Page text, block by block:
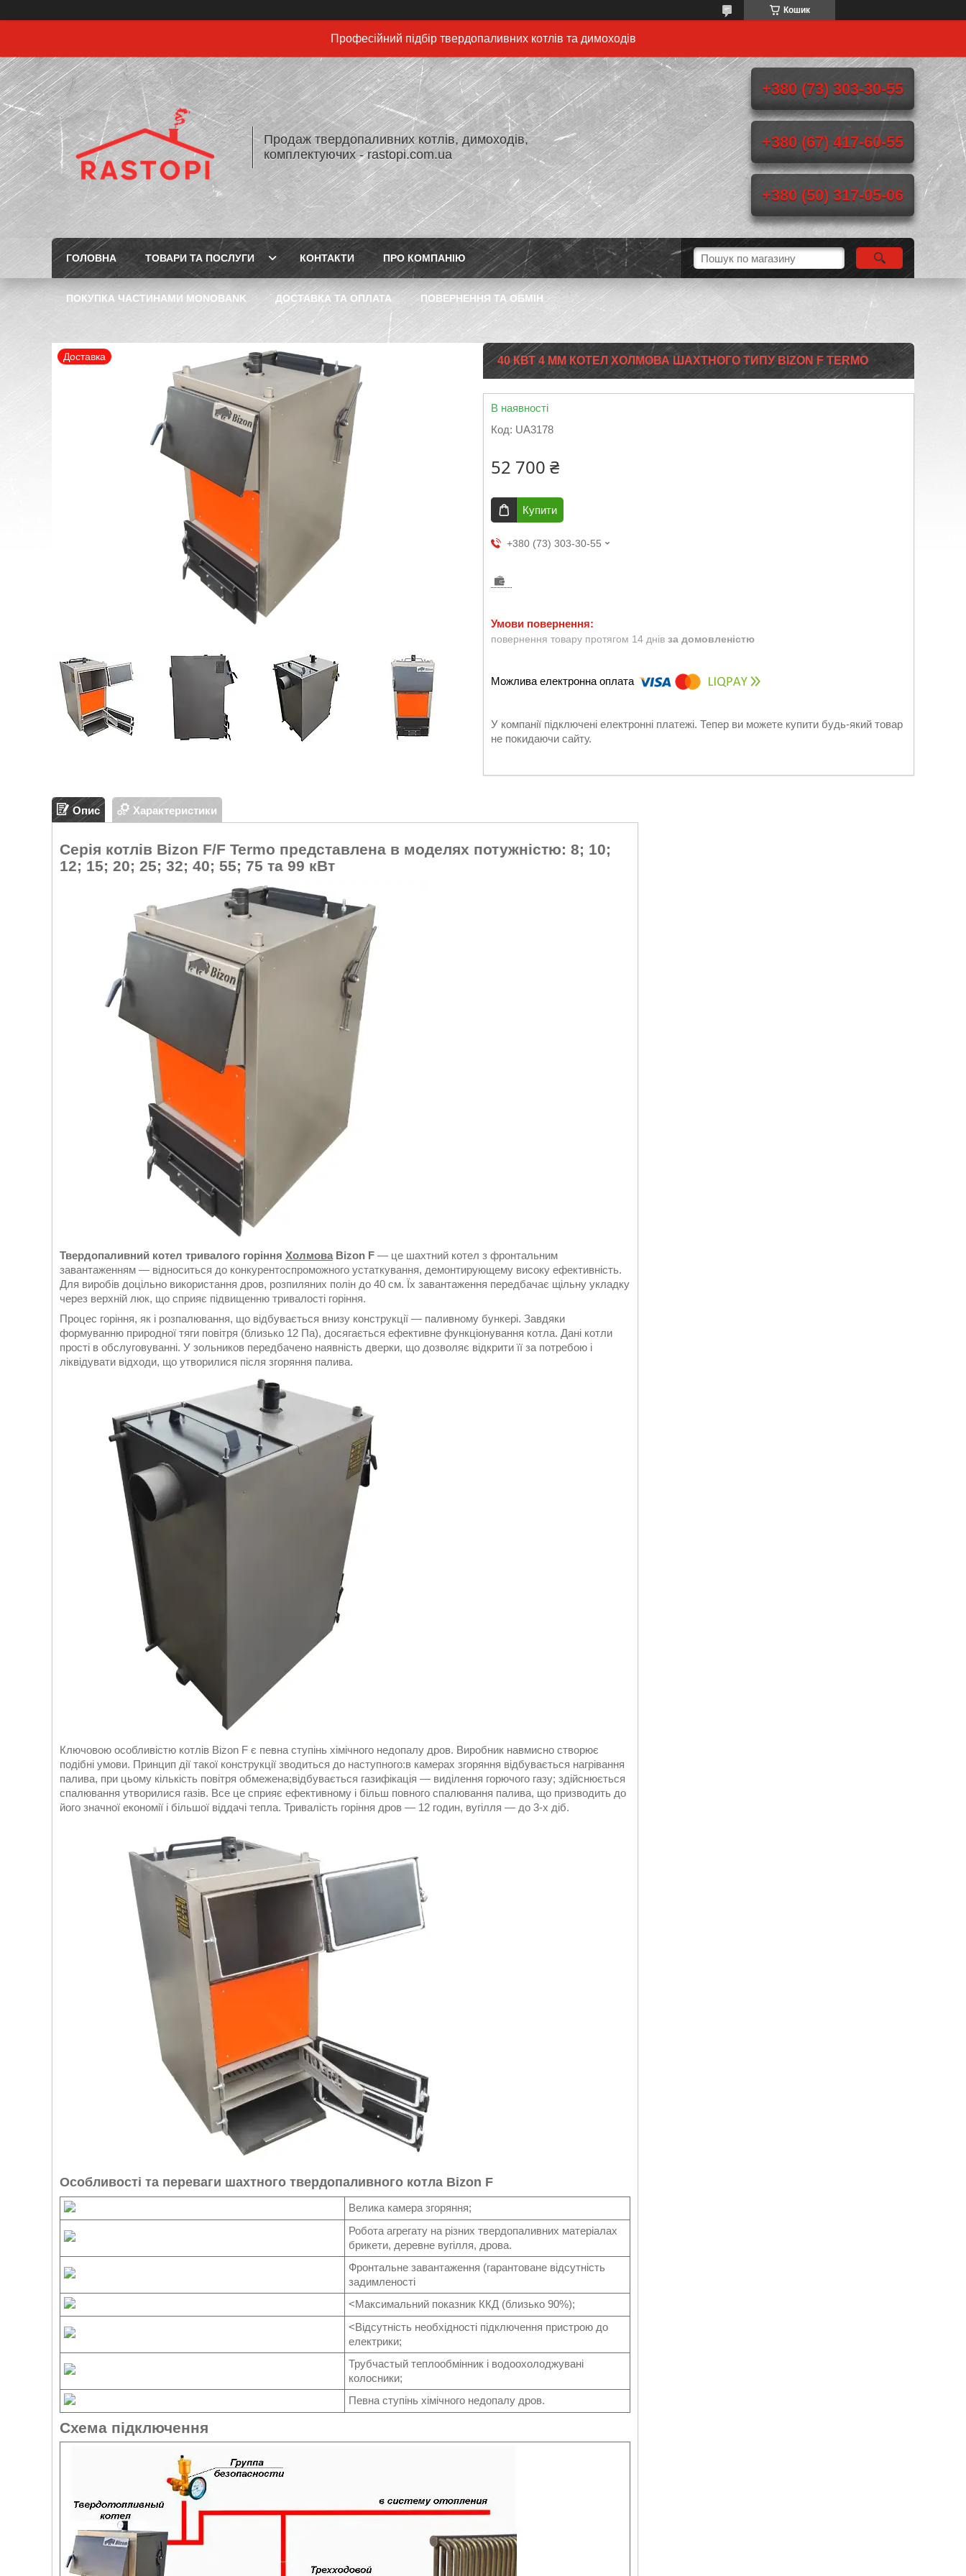
Кошик
Професійний підбір твердопаливних котлів та димоходів
Продаж твердопаливних котлів, димоходів,
комплектуючих - rastopi.com.ua
+380 (73) 303-30-55
+380 (67) 417-60-55
+380 (50) 317-05-06
ГОЛОВНА ТОВАРИ ТА ПОСЛУГИ КОНТАКТИ ПРО КОМПАНІЮ
ПОКУПКА ЧАСТИНАМИ MONOBANK ДОСТАВКА ТА ОПЛАТА ПОВЕРНЕННЯ ТА ОБМІН
Доставка 40 КВТ 4 ММ КОТЕЛ ХОЛМОВА ШАХТНОГО ТИПУ BIZON F TERMO
В наявності
Код: UA3178
52 700 ₴
Купити
+380 (73) 303-30-55
повернення товару протягом 14 днів за домовленістю
У компанії підключені електронні платежі. Тепер ви можете купити будь-який товар
не покидаючи сайту.
Опис Характеристики
Серія котлів Bizon F/F Termo представлена в моделях потужністю: 8; 10;
12; 15; 20; 25; 32; 40; 55; 75 та 99 кВт
Твердопаливний котел тривалого горіння Холмова Bizon F — це шахтний котел з фронтальним
завантаженням — відноситься до конкурентоспроможного устаткування, демонтирующему високу ефективність.
Для виробів доцільно використання дров, розпиляних полін до 40 см. Їх завантаження передбачає щільну укладку
через верхній люк, що сприяє підвищенню тривалості горіння.
Процес горіння, як і розпалювання, що відбувається внизу конструкції — паливному бункері. Завдяки
формуванню природної тяги повітря (близько 12 Па), досягається ефективне функціонування котла. Дані котли
прості в обслуговуванні. У зольников передбачено наявність дверки, що дозволяє відкрити її за потребою і
ліквідувати відходи, що утворилися після згоряння палива.
Ключовою особливістю котлів Bizon F є певна ступінь хімічного недопалу дров. Виробник навмисно створює
подібні умови. Принцип дії такої конструкції зводиться до наступного:в камерах згоряння відбувається нагрівання
палива, при цьому кількість повітря обмежена;відбувається газифікація — виділення горючого газу; здійснюється
спалювання утворилися газів. Все це сприяє ефективному і більш повного спалювання палива, що призводить до
його значної економії і більшої віддачі тепла. Тривалість горіння дров — 12 годин, вугілля — до 3-х діб.
Особливості та переваги шахтного твердопаливного котла Bizon F
Велика камера згоряння;
Робота агрегату на різних твердопаливних матеріалах
брикети, деревне вугілля, дрова.
Фронтальне завантаження (гарантоване відсутність
задимленості
<Максимальний показник ККД (близько 90%);
<Відсутність необхідності підключення пристрою до
електрики;
Трубчастый теплообмінник і водоохолоджувані
колосники;
Певна ступінь хімічного недопалу дров.
Схема підключення